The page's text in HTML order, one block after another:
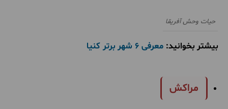
حیات وحش آفریقا
بیشتر بخوانید: معرفی 6 شهر برتر کنیا
مراکش